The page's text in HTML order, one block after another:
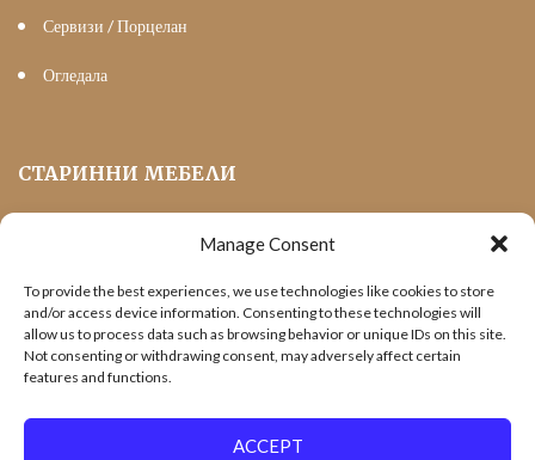
Manage Consent
To provide the best experiences, we use technologies like cookies to store
and/or access device information. Consenting to these technologies will
allow us to process data such as browsing behavior or unique IDs on this site.
Not consenting or withdrawing consent, may adversely affect certain
features and functions.
ACCEPT
Сервизи / Порцелан
Огледала
СТАРИННИ МЕБЕЛИ
Трапезни маси и столове
Шкафове и витрини